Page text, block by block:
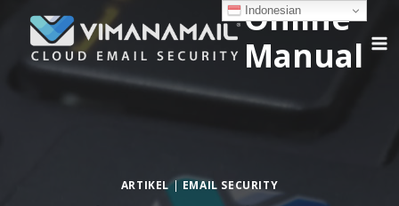
content
Online
Manual
ARTIKEL| EMAIL SECURITY
Indonesian